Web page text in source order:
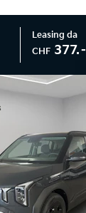
Leasing da
CHF 377.–